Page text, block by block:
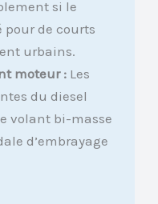
si le
de courts
urbains.
moteur : Les
du diesel
volant bi-masse
d’embrayage